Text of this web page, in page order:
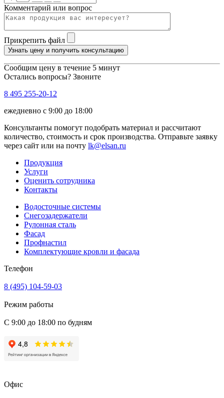
Комментарий или вопрос
Прикрепить файл
Узнать цену и получить консультацию
Сообщим цену в течение 5 минут
Остались вопросы? Звоните
8 495 255-20-12
ежедневно с 9:00 до 18:00
Консультанты помогут подобрать материал и рассчитают
количество, стоимость и срок производства. Отправьте заявку
через сайт или на почту lk@elsan.ru
Продукция
Услуги
Оценить сотрудника
Контакты
Водосточные системы
Снегозадержатели
Рулонная сталь
Фасад
Профнастил
Комплектующие кровли и фасада
Телефон
8 (495) 104-59-03
Режим работы
С 9:00 до 18:00 по будням
Офис